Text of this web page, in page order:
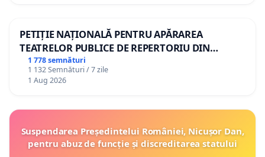
PETIȚIE NAȚIONALĂ PENTRU APĂRAREA
TEATRELOR PUBLICE DE REPERTORIU DIN
ROMÂNIA
1 778 semnături
1 132 Semnături / 7 zile
1 Aug 2026
Suspendarea Președintelui României, Nicușor Dan,
pentru abuz de funcție și discreditarea statului